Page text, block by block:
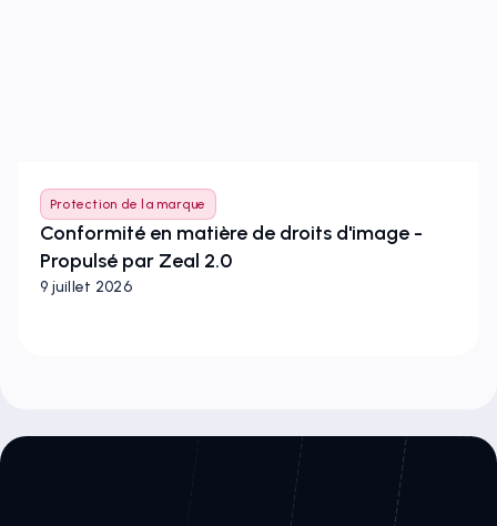
Protection de la marque
Conformité en matière de droits d'image -
Propulsé par Zeal 2.0
9 juillet 2026